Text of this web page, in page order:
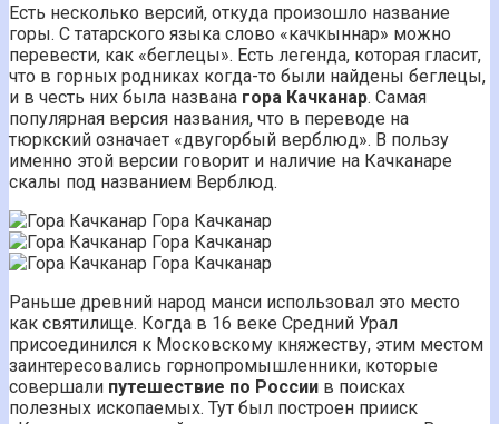
Есть несколько версий, откуда произошло название
горы. С татарского языка слово «качкыннар» можно
перевести, как «беглецы». Есть легенда, которая гласит,
что в горных родниках когда-то были найдены беглецы,
и в честь них была названа гора Качканар. Самая
популярная версия названия, что в переводе на
тюркский означает «двугорбый верблюд». В пользу
именно этой версии говорит и наличие на Качканаре
скалы под названием Верблюд.
Гора Качканар
Гора Качканар
Гора Качканар
Раньше древний народ манси использовал это место
как святилище. Когда в 16 веке Средний Урал
присоединился к Московскому княжеству, этим местом
заинтересовались горнопромышленники, которые
совершали путешествие по России в поисках
полезных ископаемых. Тут был построен прииск